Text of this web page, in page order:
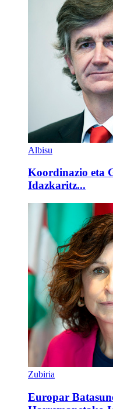
Albisu
Koordinazio eta
Idazkaritz...
Zubiria
Europar